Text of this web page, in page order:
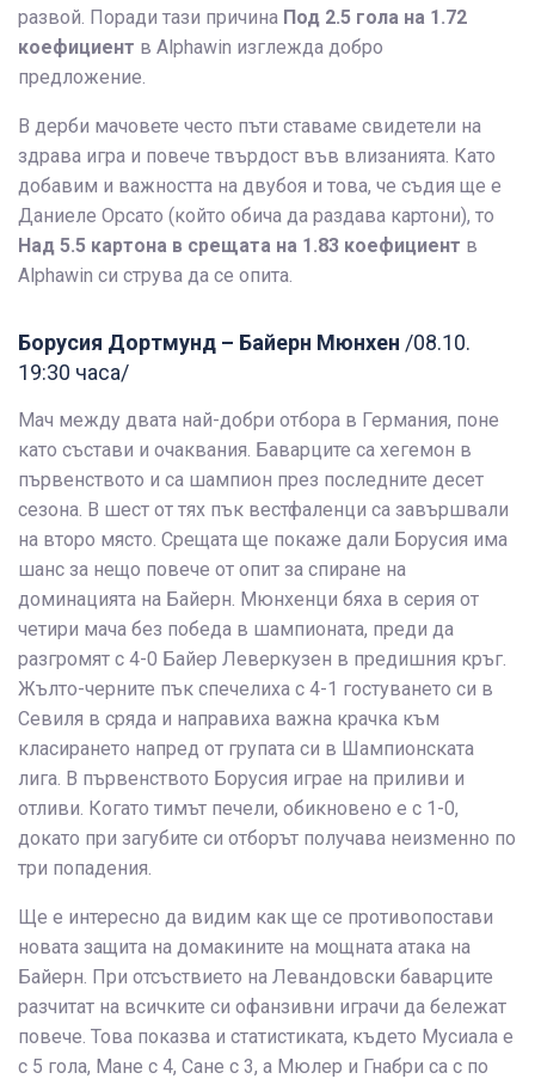
развой. Поради тази причина Под 2.5 гола на 1.72
коефициент в Alphawin изглежда добро
предложение.
В дерби мачовете често пъти ставаме свидетели на
здрава игра и повече твърдост във влизанията. Като
добавим и важността на двубоя и това, че съдия ще е
Даниеле Орсато (който обича да раздава картони), то
Над 5.5 картона в срещата на 1.83 коефициент в
Alphawin си струва да се опита.
Борусия Дортмунд – Байерн Мюнхен /08.10.
19:30 часа/
Мач между двата най-добри отбора в Германия, поне
като състави и очаквания. Баварците са хегемон в
първенството и са шампион през последните десет
сезона. В шест от тях пък вестфаленци са завършвали
на второ място. Срещата ще покаже дали Борусия има
шанс за нещо повече от опит за спиране на
доминацията на Байерн. Мюнхенци бяха в серия от
четири мача без победа в шампионата, преди да
разгромят с 4-0 Байер Леверкузен в предишния кръг.
Жълто-черните пък спечелиха с 4-1 гостуването си в
Севиля в сряда и направиха важна крачка към
класирането напред от групата си в Шампионската
лига. В първенството Борусия играе на приливи и
отливи. Когато тимът печели, обикновено е с 1-0,
докато при загубите си отборът получава неизменно по
три попадения.
Ще е интересно да видим как ще се противопостави
новата защита на домакините на мощната атака на
Байерн. При отсъствието на Левандовски баварците
разчитат на всичките си офанзивни играчи да бележат
повече. Това показва и статистиката, където Мусиала е
с 5 гола, Мане с 4, Сане с 3, а Мюлер и Гнабри са с по